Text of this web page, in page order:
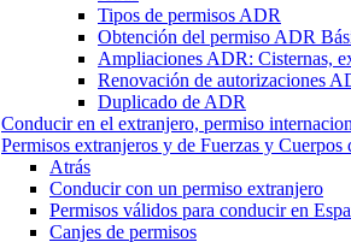
Tipos de permisos ADR
Obtención del permiso ADR
Ampliaciones ADR: Cisternas,
Renovación de autorizaciones
Duplicado de ADR
Conducir en el extranjero, permiso
Permisos extranjeros y de Fuerzas y Cuerpos
Atrás
Conducir con un permiso extranjero
Permisos válidos para conducir en
Canjes de permisos